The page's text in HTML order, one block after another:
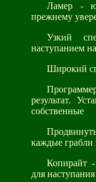
Ламер -
прежнему
Узкий
наступанием
Широкий
результат.
собственные
каждые грабли
Копирайт
для